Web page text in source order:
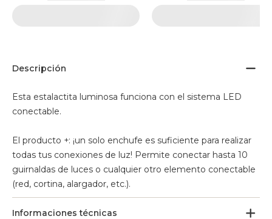
Descripción
Esta estalactita luminosa funciona con el sistema LED
conectable.
El producto +: ¡un solo enchufe es suficiente para realizar
todas tus conexiones de luz! Permite conectar hasta 10
guirnaldas de luces o cualquier otro elemento conectable
(red, cortina, alargador, etc.).
Informaciones técnicas